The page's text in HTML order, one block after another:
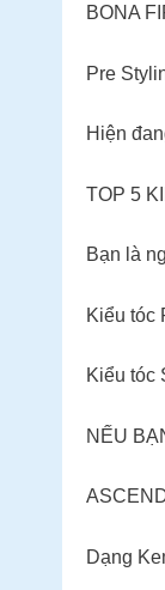
BONA
Pre
Hiện
TOP 5
Bạn là
Kiểu tóc
Kiểu tóc
NẾU
Dạng